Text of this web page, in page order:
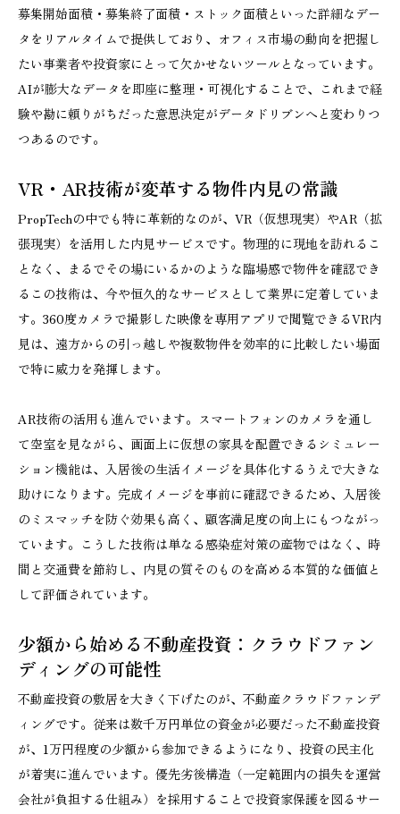
募集開始面積・募集終了面積・ストック面積といった詳細なデー
タをリアルタイムで提供しており、オフィス市場の動向を把握し
たい事業者や投資家にとって欠かせないツールとなっています。
AIが膨大なデータを即座に整理・可視化することで、これまで経
験や勘に頼りがちだった意思決定がデータドリブンへと変わりつ
つあるのです。
VR・AR技術が変革する物件内見の常識
PropTechの中でも特に革新的なのが、VR（仮想現実）やAR（拡
張現実）を活用した内見サービスです。物理的に現地を訪れるこ
となく、まるでその場にいるかのような臨場感で物件を確認でき
るこの技術は、今や恒久的なサービスとして業界に定着していま
す。360度カメラで撮影した映像を専用アプリで閲覧できるVR内
見は、遠方からの引っ越しや複数物件を効率的に比較したい場面
で特に威力を発揮します。
AR技術の活用も進んでいます。スマートフォンのカメラを通し
て空室を見ながら、画面上に仮想の家具を配置できるシミュレー
ション機能は、入居後の生活イメージを具体化するうえで大きな
助けになります。完成イメージを事前に確認できるため、入居後
のミスマッチを防ぐ効果も高く、顧客満足度の向上にもつながっ
ています。こうした技術は単なる感染症対策の産物ではなく、時
間と交通費を節約し、内見の質そのものを高める本質的な価値と
して評価されています。
少額から始める不動産投資：クラウドファン
ディングの可能性
不動産投資の敷居を大きく下げたのが、不動産クラウドファンデ
ィングです。従来は数千万円単位の資金が必要だった不動産投資
が、1万円程度の少額から参加できるようになり、投資の民主化
が着実に進んでいます。優先劣後構造（一定範囲内の損失を運営
会社が負担する仕組み）を採用することで投資家保護を図るサー